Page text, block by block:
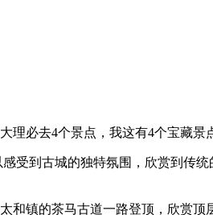
必去4个景点，我这有4个宝藏景
受到古城的独特氛围，欣赏到传
镇的茶马古道一路登顶，欣赏